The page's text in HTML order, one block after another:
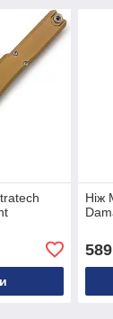
Ніж
589